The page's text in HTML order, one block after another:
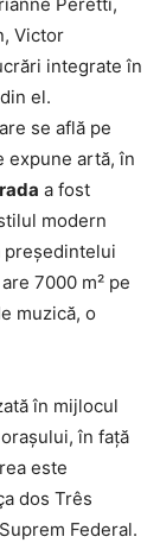
Victor
integrate în
el.
se află pe
expune artă, în
a fost
modern
președintelui
7000 m² pe
muzică, o
în mijlocul
în față
este
dos Três
Federal.